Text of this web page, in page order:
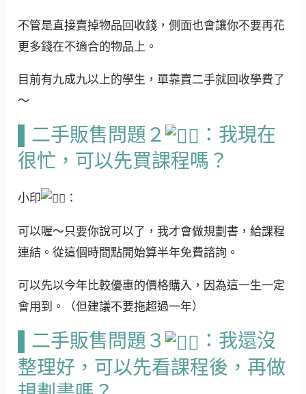
不管是直接賣掉物品回收錢，側面也會讓你不要再花
更多錢在不適合的物品上。
目前有九成九以上的學生，單靠賣二手就回收學費了
～
▌二手販售問題２
：我現在
很忙，可以先買課程嗎？
小印 ：
可以喔～只要你說可以了，我才會做規劃書，給課程
連結。從這個時間點開始算半年免費諮詢。
可以先以今年比較優惠的價格購入，因為這一生一定
會用到。（但建議不要拖超過一年）
▌二手販售問題３
：我還沒
整理好，可以先看課程後，再做